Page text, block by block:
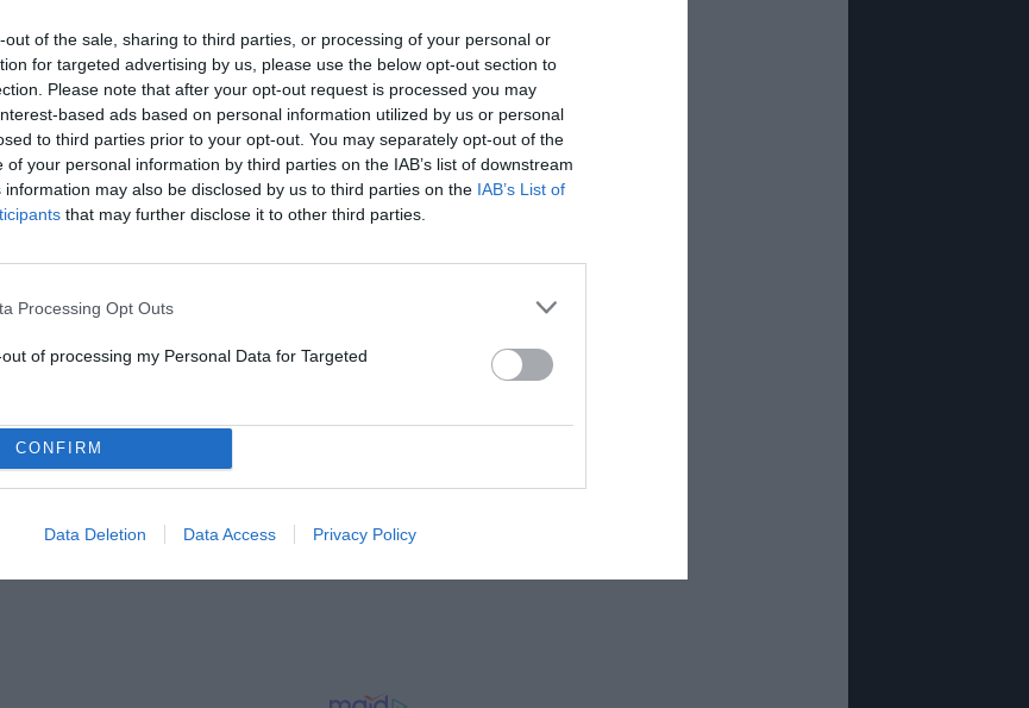
out of the sale, sharing to third parties, or processing of your personal or
for targeted advertising by us, please use the below opt-out section to
Please note that after your opt-out request is processed you may
based ads based on personal information utilized by us or personal
to third parties prior to your opt-out. You may separately opt-out of the
of your personal information by third parties on the IAB’s list of downstream
information may also be disclosed by us to third parties on the IAB’s List of
that may further disclose it to other third parties.
Processing Opt Outs
of processing my Personal Data for Targeted
CONFIRM
Data Deletion Data Access Privacy Policy
per scontato. Alla JUVENTUS è importante il
tutte le persone che lavorano con noi e per noi.
bisogna VIVERLA. Con quel CUORE e
per questi colori.
HOW”».
segue l’attualità della Juventus con notizie,